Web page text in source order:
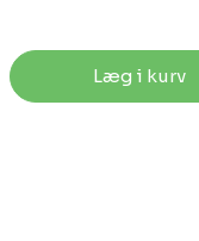
Læg i kurv